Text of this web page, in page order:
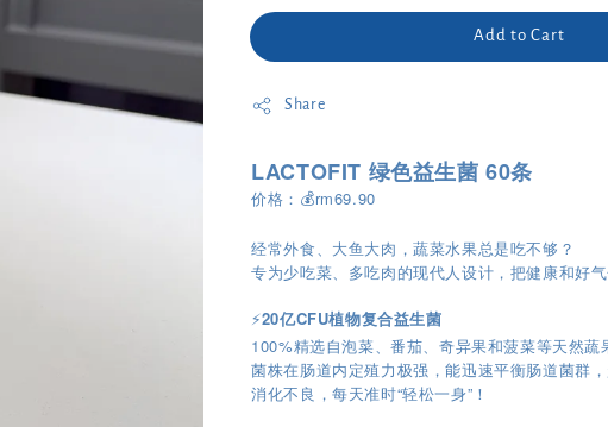
Add to Cart
Share
LACTOFIT 绿色益生菌 60条
价格：💰rm69.90
经常外食、大鱼大肉，蔬菜水果总是吃不够？
专为少吃菜、多吃肉的现代人设计，把健康和好
⚡20亿CFU植物复合益生菌
100%精选自泡菜、番茄、奇异果和菠菜等天然蔬
菌株在肠道内定殖力极强，能迅速平衡肠道菌群
消化不良，每天准时“轻松一身”！